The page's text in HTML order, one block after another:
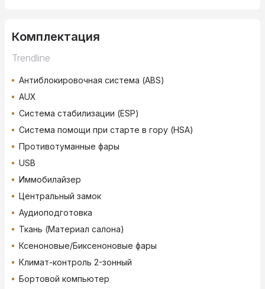
Комплектация
Trendline
Антиблокировочная система (ABS)
AUX
Система стабилизации (ESP)
Система помощи при старте в гору (HSA)
Противотуманные фары
USB
Иммобилайзер
Центральный замок
Аудиоподготовка
Ткань (Материал салона)
Ксеноновые/Биксеноновые фары
Климат-контроль 2-зонный
Бортовой компьютер